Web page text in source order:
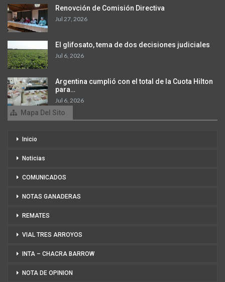
Renovción de Comisión Directiva
Jul 27, 2026
El glifosato, tema de dos decisiones judiciales
Jul 6, 2026
Argentina cumplió con el total de la Cuota Hilton
para…
Jul 6, 2026
Mapa Del Sito
Inicio
Noticias
COMUNICADOS
NOTAS GANADERAS
REMATES
VIAL TRES ARROYOS
INTA – CHACRA BARROW
NOTA DE OPINION